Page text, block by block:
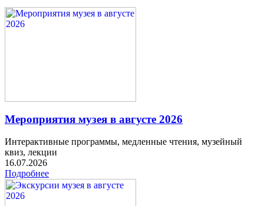
Мероприятия музея в августе 2026
Интерактивные программы, медленные чтения, музейный
квиз, лекции
16.07.2026
Подробнее